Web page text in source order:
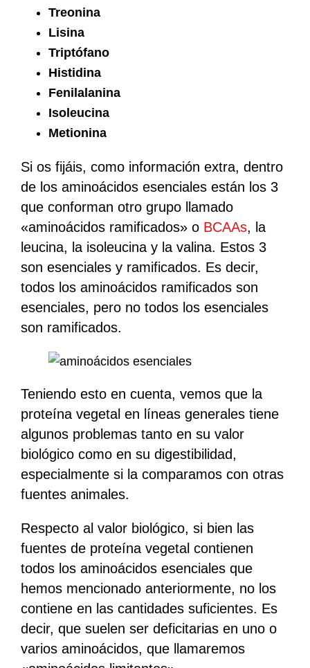
Treonina
Lisina
Triptófano
Histidina
Fenilalanina
Isoleucina
Metionina
Si os fijáis, como información extra, dentro
de los aminoácidos esenciales están los 3
que conforman otro grupo llamado
«aminoácidos ramificados» o BCAAs, la
leucina, la isoleucina y la valina. Estos 3
son esenciales y ramificados. Es decir,
todos los aminoácidos ramificados son
esenciales, pero no todos los esenciales
son ramificados.
Teniendo esto en cuenta, vemos que la
proteína vegetal en líneas generales tiene
algunos problemas tanto en su valor
biológico como en su digestibilidad,
especialmente si la comparamos con otras
fuentes animales.
Respecto al valor biológico, si bien las
fuentes de proteína vegetal contienen
todos los aminoácidos esenciales que
hemos mencionado anteriormente, no los
contiene en las cantidades suficientes. Es
decir, que suelen ser deficitarias en uno o
varios aminoácidos, que llamaremos